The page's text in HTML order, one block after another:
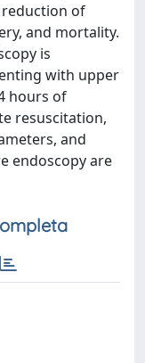
of
and mortality.
is
with upper
hours of
resuscitation,
and
endoscopy are